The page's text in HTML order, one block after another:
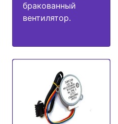
бракованный
вентилятор.